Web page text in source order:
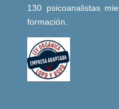
130 psicoanalistas
formación.